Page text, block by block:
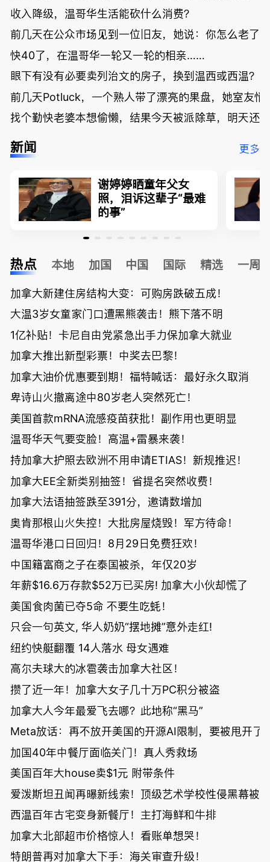
收入降级，温哥华生活能砍什么消费？
前几天在公众市场见到一位旧友，她说：你怎么老了
快40了，在温哥华一轮又一轮的相亲……
眼下有没有必要卖列治文的房子，换到温西或西温？
前几天Potluck，一个熟人带了漂亮的果盘，她室友悄
找个勤快老婆本想偷懒，结果今天被派除草，明天还
新闻 更多
谢婷婷晒童年父女
照，泪诉这辈子“最难
的事”
热点 本地 加国 中国 国际 精选 一周
加拿大新建住房结构大变：可购房跌破五成！
大温3岁女童家门口遭黑熊袭击！熊下落不明
1亿补贴！卡尼自由党紧急出手力保加拿大就业
加拿大推出新型彩票！中奖去巴黎！
加拿大油价优惠要到期！福特喊话：最好永久取消
卑诗山火撤离途中80岁老人突然死亡！
美国首款mRNA流感疫苗获批！副作用也更明显
温哥华天气要变脸！高温+雷暴来袭！
持加拿大护照去欧洲不用申请ETIAS！新规推迟！
加拿大EE全新类别抽签！省提名突然收费！
加拿大法语抽签跌至391分，邀请数增加
奥肯那根山火失控！大批房屋烧毁！军方待命！
温哥华港口日回归！8月29日免费狂欢！
中国籍富商之子在泰国被杀，年仅20岁
年薪$16.6万存款$52万已买房! 加拿大小伙却慌了
美国食肉菌已夺5命 不要生吃蚝！
只会一句英文, 华人奶奶“摆地摊”意外走红!
纽约快艇翻覆 14人落水 母女遇难
高尔夫球大的冰雹袭击加拿大社区！
攒了近一年！加拿大女子几十万PC积分被盗
加拿大人今年最爱飞去哪？此地称“黑马”
Meta放话：再不放开美国的开源AI限制，要被甩开了
加国40年中餐厅面临关门！真人秀救场
美国百年大house卖$1元 附带条件
爱泼斯坦丑闻再曝新线索！顶级艺术学校性侵黑幕被揭
西温百年古宅变身新餐厅！主打海鲜和牛排
加拿大北部超市价格惊人！看账单想哭！
特朗普再对加拿大下手：海关审查升级！